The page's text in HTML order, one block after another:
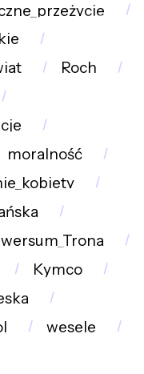
Roch
moralność
Kymco
wesele